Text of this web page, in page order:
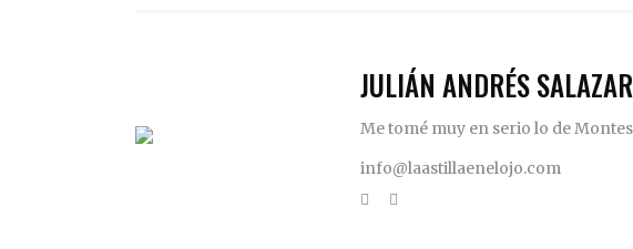
JULIÁN ANDRÉS
Me tomé muy en serio lo de
info@laastillaenelojo.com